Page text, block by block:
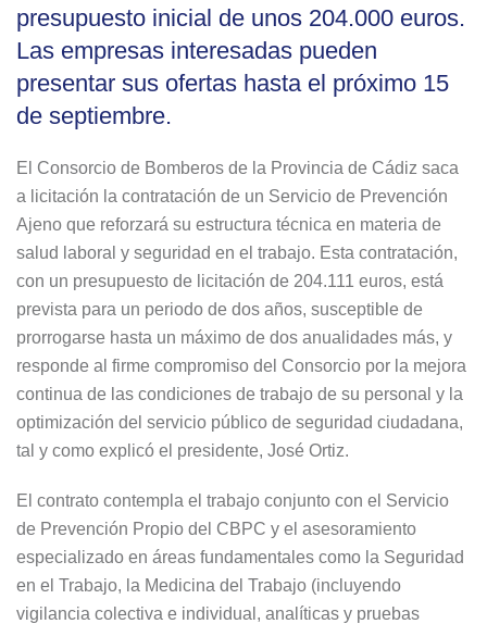
presupuesto inicial de unos 204.000 euros.
Las empresas interesadas pueden
presentar sus ofertas hasta el próximo 15
de septiembre.
El Consorcio de Bomberos de la Provincia de Cádiz saca
a licitación la contratación de un Servicio de Prevención
Ajeno que reforzará su estructura técnica en materia de
salud laboral y seguridad en el trabajo. Esta contratación,
con un presupuesto de licitación de 204.111 euros, está
prevista para un periodo de dos años, susceptible de
prorrogarse hasta un máximo de dos anualidades más, y
responde al firme compromiso del Consorcio por la mejora
continua de las condiciones de trabajo de su personal y la
optimización del servicio público de seguridad ciudadana,
tal y como explicó el presidente, José Ortiz.
El contrato contempla el trabajo conjunto con el Servicio
de Prevención Propio del CBPC y el asesoramiento
especializado en áreas fundamentales como la Seguridad
en el Trabajo, la Medicina del Trabajo (incluyendo
vigilancia colectiva e individual, analíticas y pruebas